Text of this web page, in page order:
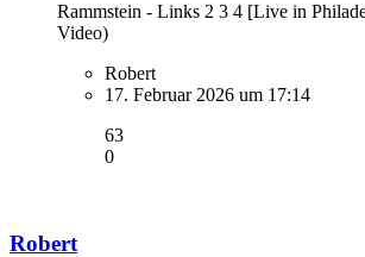
Rammstein - Links 2 3 4 [Live in
Video)
Robert
17. Februar 2026 um 17:14
63
0
Robert